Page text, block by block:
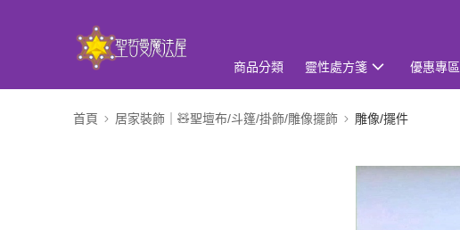
商品分類 靈性處方箋 優惠專區
首頁 居家裝飾｜🧸聖壇布/斗篷/掛飾/雕像擺飾 雕像/擺件